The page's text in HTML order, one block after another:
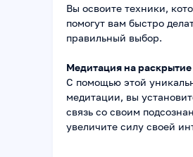
Вы освоите техники,
помогут вам быстро
правильный выбор.
Медитация на
С помощью этой
медитации, вы
связь со своим
увеличите силу своей